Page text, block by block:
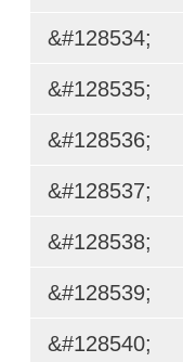
&#128534;
&#128535;
&#128536;
&#128537;
&#128538;
&#128539;
&#128540;